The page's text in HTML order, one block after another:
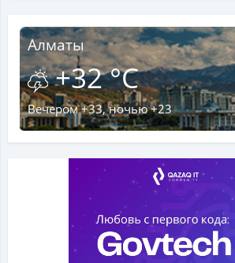
Алматы
+32 °C
Вечером +33, ночью +23